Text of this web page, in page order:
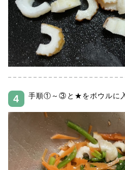
手順①～③と★をボウルに入